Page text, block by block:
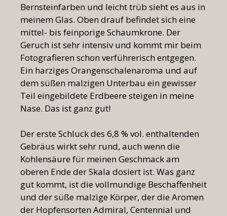
Bernsteinfarben und leicht trüb sieht es aus in
meinem Glas. Oben drauf befindet sich eine
mittel- bis feinporige Schaumkrone. Der
Geruch ist sehr intensiv und kommt mir beim
Fotografieren schon verführerisch entgegen.
Ein harziges Orangenschalenaroma und auf
dem süßen malzigen Unterbau ein gewisser
Teil eingebildete Erdbeere steigen in meine
Nase. Das ist ganz gut!
Der erste Schluck des 6,8 % vol. enthaltenden
Gebräus wirkt sehr rund, auch wenn die
Kohlensäure für meinen Geschmack am
oberen Ende der Skala dosiert ist. Was ganz
gut kommt, ist die vollmundige Beschaffenheit
und der süße malzige Körper, der die Aromen
der Hopfensorten Admiral, Centennial und